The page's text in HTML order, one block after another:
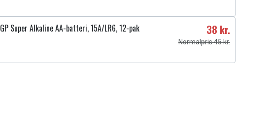
GP Super Alkaline AA-batteri, 15A/LR6, 12-pak 38 kr.
Normalpris 45 kr.